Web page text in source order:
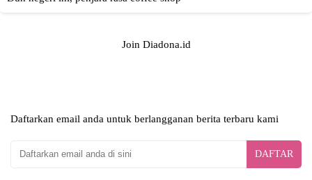
Join Diadona.id
Daftarkan email anda untuk berlangganan berita terbaru kami
DAFTAR